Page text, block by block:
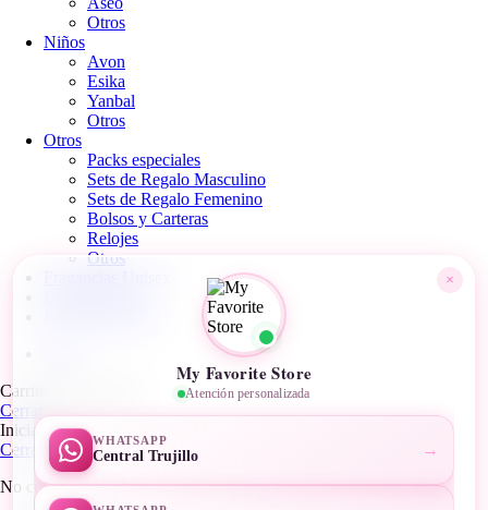
Otros
Niños
Avon
Esika
Yanbal
Otros
Otros
Packs especiales
Sets de Regalo Masculino
Sets de Regalo Femenino
Bolsos y Carteras
Relojes
Otros
Carrito de la compra
Cerrar
Iniciar sesión
Cerrar
No cuenta todavía?
×
My Favorite Store
Atención personalizada
WHATSAPP
Central Trujillo →